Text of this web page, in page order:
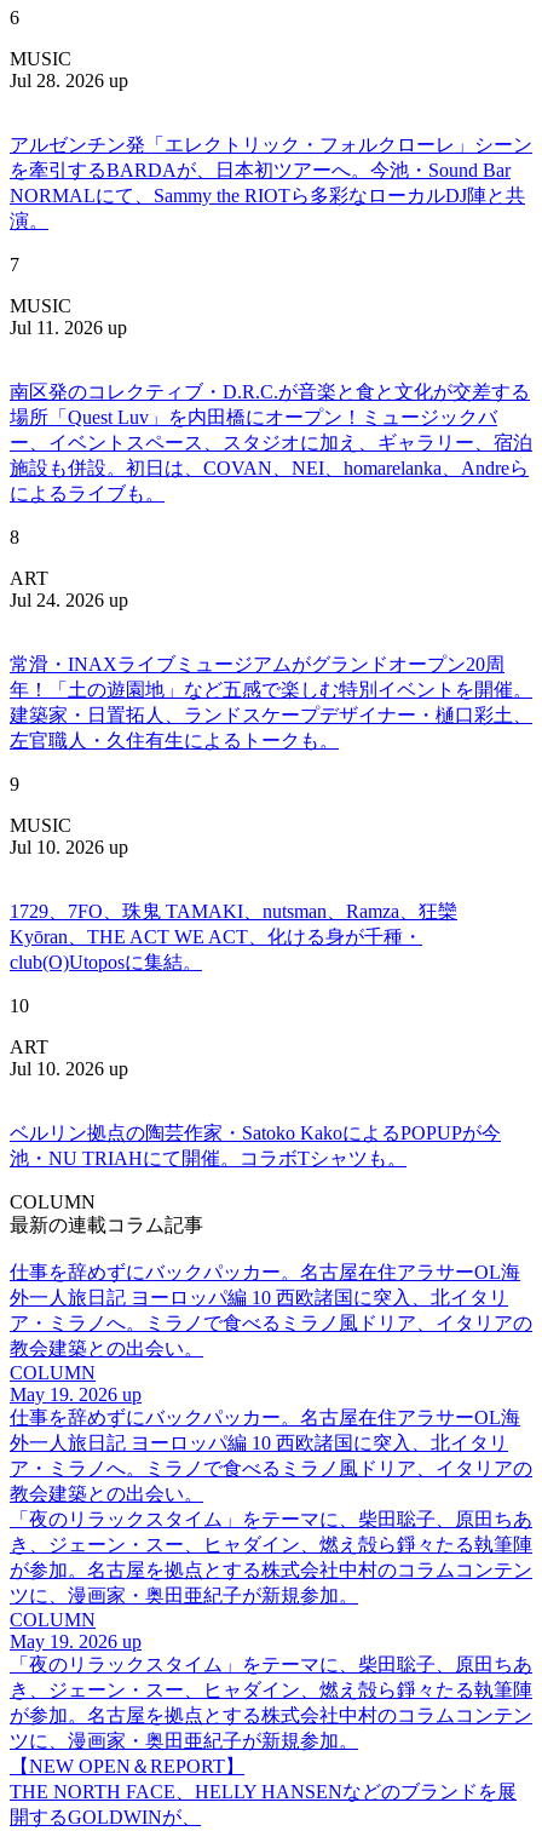
6
MUSIC
Jul 28. 2026 up
アルゼンチン発「エレクトリック・フォルクローレ」シーン
を牽引するBARDAが、日本初ツアーへ。今池・Sound Bar
NORMALにて、Sammy the RIOTら多彩なローカルDJ陣と共
演。
7
MUSIC
Jul 11. 2026 up
南区発のコレクティブ・D.R.C.が⾳楽と⾷と⽂化が交差する
場所「Quest Luv」を内田橋にオープン！ミュージックバ
ー、イベントスペース、スタジオに加え、ギャラリー、宿泊
施設も併設。初日は、COVAN、NEI、homarelanka、Andreら
によるライブも。
8
ART
Jul 24. 2026 up
常滑・INAXライブミュージアムがグランドオープン20周
年！「土の遊園地」など五感で楽しむ特別イベントを開催。
建築家・日置拓人、ランドスケープデザイナー・樋口彩土、
左官職人・久住有生によるトークも。
9
MUSIC
Jul 10. 2026 up
1729、7FO、珠鬼 TAMAKI、nutsman、Ramza、狂欒
Kyōran、THE ACT WE ACT、化ける身が千種・
club(O)Utoposに集結。
10
ART
Jul 10. 2026 up
ベルリン拠点の陶芸作家・Satoko KakoによるPOPUPが今
池・NU TRIAHにて開催。コラボTシャツも。
COLUMN
最新の連載コラム記事
仕事を辞めずにバックパッカー。名古屋在住アラサーOL海
外一人旅日記 ヨーロッパ編 10 西欧諸国に突入、北イタリ
ア・ミラノへ。ミラノで食べるミラノ風ドリア、イタリアの
教会建築との出会い。
COLUMN
May 19. 2026 up
仕事を辞めずにバックパッカー。名古屋在住アラサーOL海
外一人旅日記 ヨーロッパ編 10 西欧諸国に突入、北イタリ
ア・ミラノへ。ミラノで食べるミラノ風ドリア、イタリアの
教会建築との出会い。
「夜のリラックスタイム」をテーマに、柴田聡子、原田ちあ
き、ジェーン・スー、ヒャダイン、燃え殻ら錚々たる執筆陣
が参加。名古屋を拠点とする株式会社中村のコラムコンテン
ツに、漫画家・奥田亜紀子が新規参加。
COLUMN
May 19. 2026 up
「夜のリラックスタイム」をテーマに、柴田聡子、原田ちあ
き、ジェーン・スー、ヒャダイン、燃え殻ら錚々たる執筆陣
が参加。名古屋を拠点とする株式会社中村のコラムコンテン
ツに、漫画家・奥田亜紀子が新規参加。
【NEW OPEN＆REPORT】
THE NORTH FACE、HELLY HANSENなどのブランドを展
開するGOLDWINが、